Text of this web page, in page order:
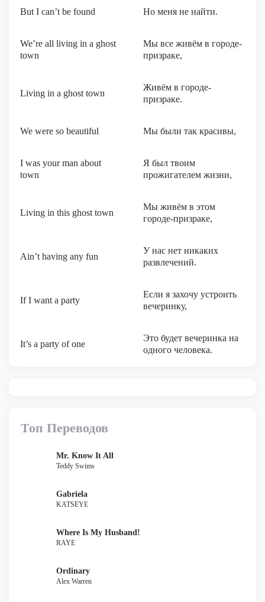
But I can’t be found Но меня не найти.
We’re all living in a ghost
town
Мы все живём в городе-
призраке,
Living in a ghost town
Живём в городе-
призраке.
We were so beautiful Мы были так красивы,
I was your man about
town
Я был твоим
прожигателем жизни,
Living in this ghost town
Мы живём в этом
городе-призраке,
Ain’t having any fun
У нас нет никаких
развлечений.
If I want a party
Если я захочу устроить
вечеринку,
It’s a party of one
Это будет вечеринка на
одного человека.
Топ Переводов
Mr. Know It All
Teddy Swims
Gabriela
KATSEYE
Where Is My Husband!
RAYE
Ordinary
Alex Warren